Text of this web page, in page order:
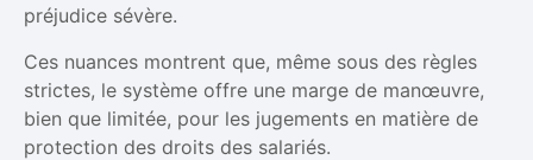
préjudice sévère.
Ces nuances montrent que, même sous des règles
strictes, le système offre une marge de manœuvre,
bien que limitée, pour les jugements en matière de
protection des droits des salariés.